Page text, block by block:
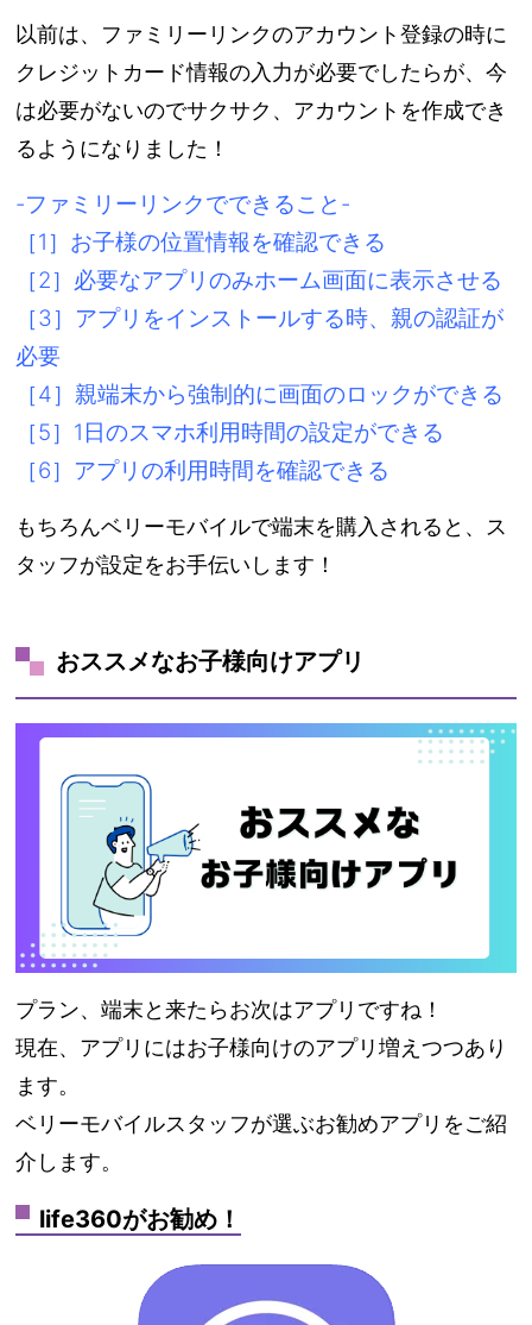
以前は、ファミリーリンクのアカウント登録の時に
クレジットカード情報の入力が必要でしたらが、今
は必要がないのでサクサク、アカウントを作成でき
るようになりました！
-ファミリーリンクでできること-
［1］お子様の位置情報を確認できる
［2］必要なアプリのみホーム画面に表示させる
［3］アプリをインストールする時、親の認証が
必要
［4］親端末から強制的に画面のロックができる
［5］1日のスマホ利用時間の設定ができる
［6］アプリの利用時間を確認できる
もちろんベリーモバイルで端末を購入されると、ス
タッフが設定をお手伝いします！
おススメなお子様向けアプリ
プラン、端末と来たらお次はアプリですね！
現在、アプリにはお子様向けのアプリ増えつつあり
ます。
ベリーモバイルスタッフが選ぶお勧めアプリをご紹
介します。
life360がお勧め！